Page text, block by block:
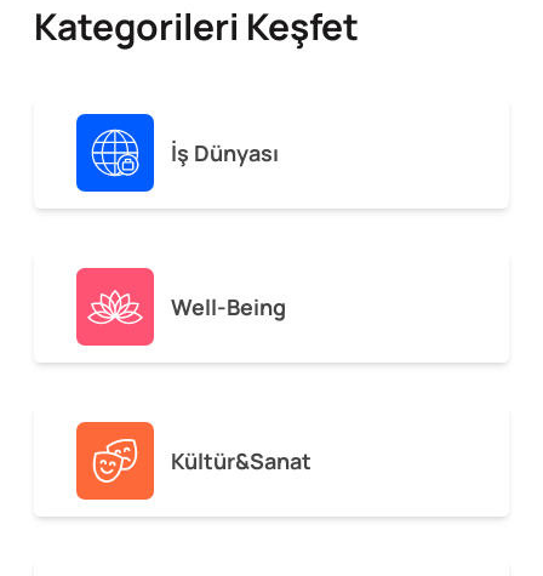
Kategorileri Keşfet
İş Dünyası
Well-Being
Kültür&Sanat